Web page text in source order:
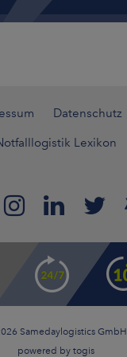
Datenschutz
Lexikon
Samedaylogistics GmbH
powered by togis